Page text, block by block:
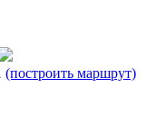
(построить маршрут)